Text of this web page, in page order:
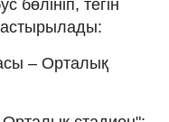
бөлініп, тегін
– Орталық